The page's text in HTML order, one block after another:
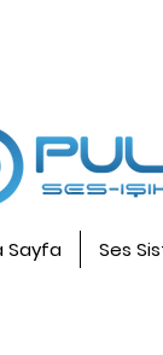
Sayfa Ses